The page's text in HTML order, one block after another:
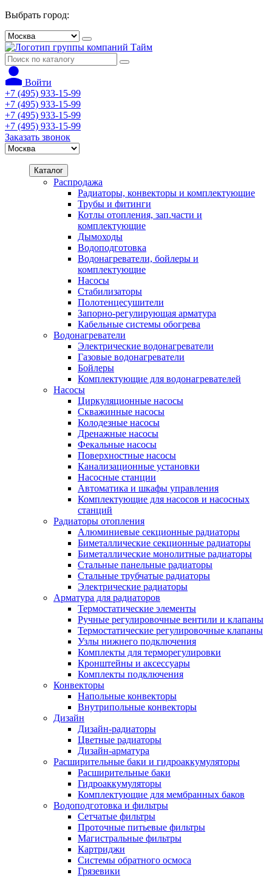
Выбрать город:
Войти
+7 (495) 933-15-99
+7 (495) 933-15-99
+7 (495) 933-15-99
+7 (495) 933-15-99
Заказать звонок
Каталог
Распродажа
Радиаторы, конвекторы и комплектующие
Трубы и фитинги
Котлы отопления, зап.части и
комплектующие
Дымоходы
Водоподготовка
Водонагреватели, бойлеры и
комплектующие
Насосы
Стабилизаторы
Полотенцесушители
Запорно-регулирующая арматура
Кабельные системы обогрева
Водонагреватели
Электрические водонагреватели
Газовые водонагреватели
Бойлеры
Комплектующие для водонагревателей
Насосы
Циркуляционные насосы
Скважинные насосы
Колодезные насосы
Дренажные насосы
Фекальные насосы
Поверхностные насосы
Канализационные установки
Насосные станции
Автоматика и шкафы управления
Комплектующие для насосов и насосных
станций
Радиаторы отопления
Алюминиевые секционные радиаторы
Биметаллические секционные радиаторы
Биметаллические монолитные радиаторы
Стальные панельные радиаторы
Стальные трубчатые радиаторы
Электрические радиаторы
Арматура для радиаторов
Термостатические элементы
Ручные регулировочные вентили и клапаны
Термостатические регулировочные клапаны
Узлы нижнего подключения
Комплекты для терморегулировки
Кронштейны и аксессуары
Комплекты подключения
Конвекторы
Напольные конвекторы
Внутрипольные конвекторы
Дизайн
Дизайн-радиаторы
Цветные радиаторы
Дизайн-арматура
Расширительные баки и гидроаккумуляторы
Расширительные баки
Гидроаккумуляторы
Комплектующие для мембранных баков
Водоподготовка и фильтры
Сетчатые фильтры
Проточные питьевые фильтры
Магистральные фильтры
Картриджи
Системы обратного осмоса
Грязевики